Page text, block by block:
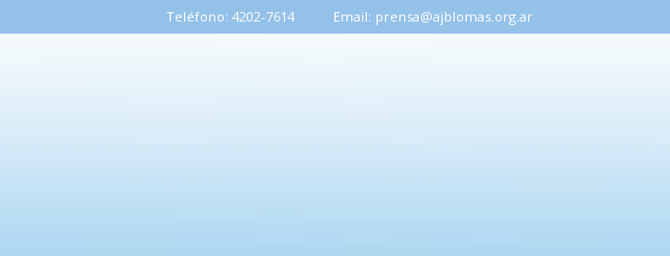
Teléfono: 4202-7614 Email: prensa@ajblomas.org.ar